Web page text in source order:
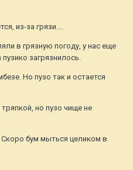
из-за грязи....
в грязную погоду, у нас еще
загрязнилось.
Но пузо так и остается
но пузо чище не
Скоро бум мыться целиком в